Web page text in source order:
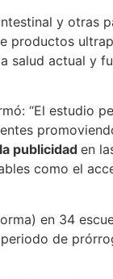
y otras
productos
salud actual y
“El estudio
publicidad en
como el
en 34
de